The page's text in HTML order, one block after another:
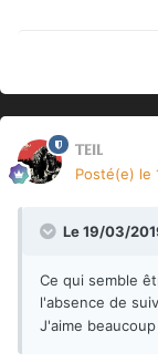
manière «
L'Empire
résidence
Concorde,
Port-
Santa
Prêtresse.
teil
Posté(e) le
Le 19/03/
Ce qui semble
l'absence de
J'aime